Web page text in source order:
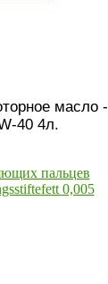
масло -
40 4л.